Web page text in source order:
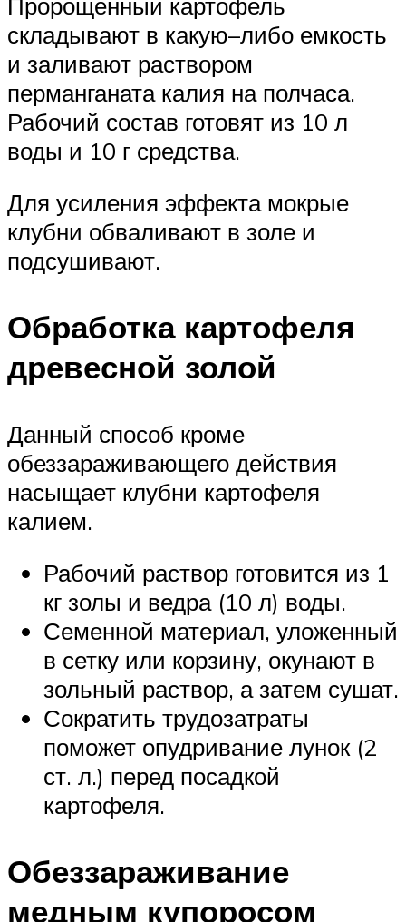
складывают в какую–либо емкость
и заливают раствором
перманганата калия на полчаса.
Рабочий состав готовят из 10 л
воды и 10 г средства.
Для усиления эффекта мокрые
клубни обваливают в золе и
подсушивают.
Обработка картофеля
древесной золой
Данный способ кроме
обеззараживающего действия
насыщает клубни картофеля
калием.
Рабочий раствор готовится из 1
кг золы и ведра (10 л) воды.
Семенной материал, уложенный
в сетку или корзину, окунают в
зольный раствор, а затем сушат.
Сократить трудозатраты
поможет опудривание лунок (2
ст. л.) перед посадкой
картофеля.
Обеззараживание
медным купоросом